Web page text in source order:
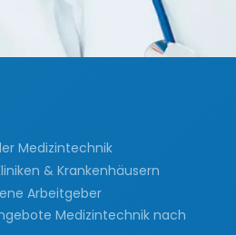
Medizintechnik
& Krankenhäusern
Arbeitgeber
Medizintechnik nach